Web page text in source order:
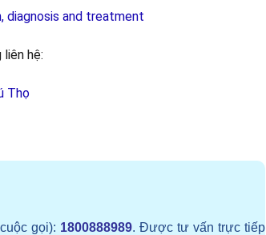
diagnosis and treatment
hệ:
Thọ
gọi): 1800888989. Được tư vấn trực tiếp